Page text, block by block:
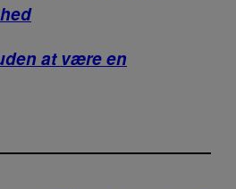
at være en